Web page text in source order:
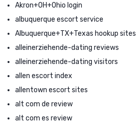
Akron+OH+Ohio login
albuquerque escort service
Albuquerque+TX+Texas hookup sites
alleinerziehende-dating reviews
alleinerziehende-dating visitors
allen escort index
allentown escort sites
alt com de review
alt com es review